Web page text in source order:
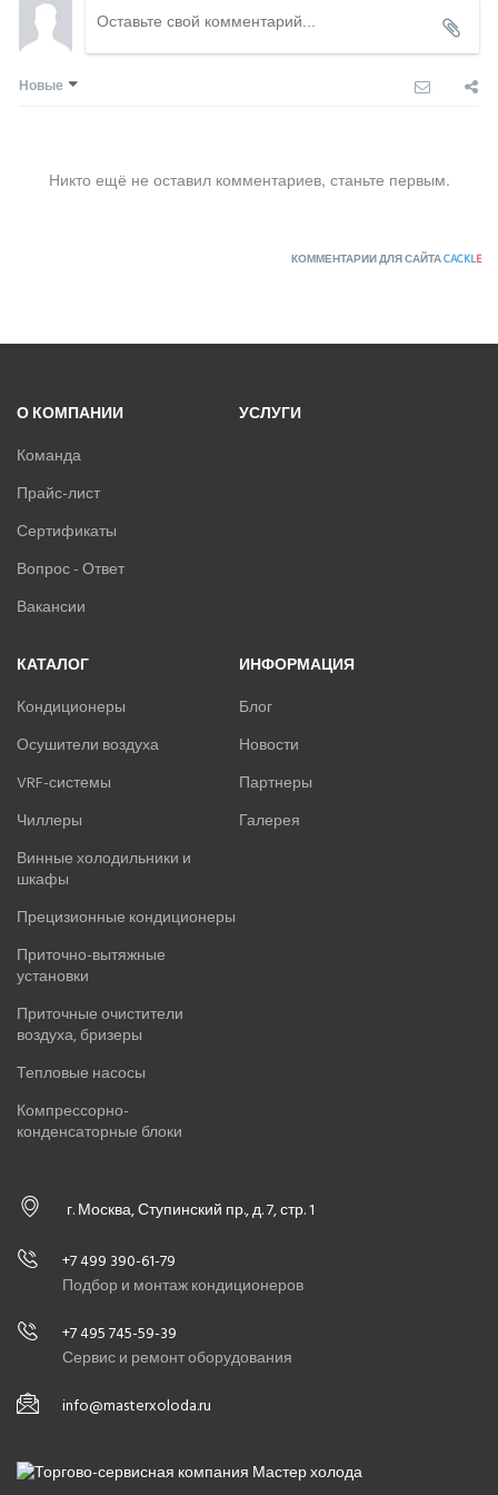
ULTIMA COMFORT
XIGMA
YOSHIKAWA
ПРИТОЧНЫЕ ОЧИСТИТЕЛИ ВОЗДУХА, БРИЗЕРЫ
ТЕПЛОВЫЕ НАСОСЫ
КОМПРЕССОРНО-КОНДЕНСАТОРНЫЕ БЛОКИ
Новые
Никто ещё не оставил комментариев, станьте первым.
КОММЕНТАРИИ ДЛЯ САЙТАCACKLE
О КОМПАНИИ
Команда
Прайс-лист
Сертификаты
Вопрос - Ответ
Вакансии
УСЛУГИ
КАТАЛОГ
Кондиционеры
Осушители воздуха
VRF-системы
Чиллеры
Винные холодильники и
шкафы
Прецизионные кондиционеры
Приточно-вытяжные
установки
Приточные очистители
воздуха, бризеры
Тепловые насосы
Компрессорно-
конденсаторные блоки
ИНФОРМАЦИЯ
Блог
Новости
Партнеры
Галерея
г. Москва, Ступинский пр., д. 7, стр. 1
+7 499 390-61-79
Подбор и монтаж кондиционеров
+7 495 745-59-39
Сервис и ремонт оборудования
info@masterxoloda.ru